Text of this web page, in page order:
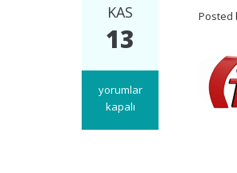
KAS
13
Faal
Mükellef
yorumlar
kapalı